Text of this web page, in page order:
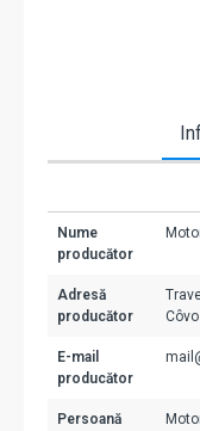
Nume
producător
Adresă
producător
E-mail
producător
Persoană